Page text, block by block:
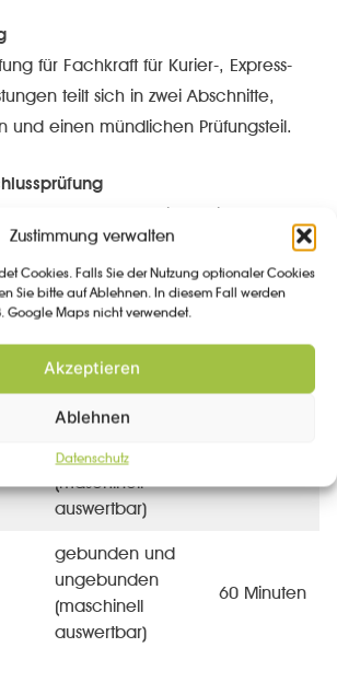
Zustimmung verwalten
Cookies. Falls Sie der Nutzung optionaler Cookies
Sie bitte auf Ablehnen. In diesem Fall werden
Google Maps nicht verwendet.
Akzeptieren
Ablehnen
Datenschutz
für Fachkraft für Kurier-, Express-
teilt sich in zwei Abschnitte,
und einen mündlichen Prüfungsteil.
Abschlussprüfung bietet die IHK
und im Sommer an. Folgende
dabei geprüft:
Prüfungsverfahren Prüfungszeit
gebunden und
ungebunden
(maschinell
auswertbar)
gebunden und
ungebunden
(maschinell
auswertbar)
60 Minuten